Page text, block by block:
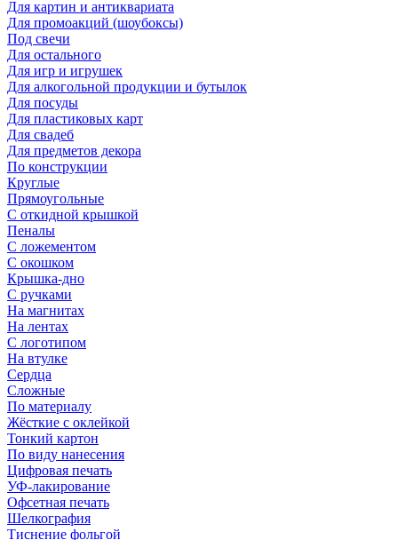
Для картин и антиквариата
Для промоакций (шоубоксы)
Под свечи
Для остального
Для игр и игрушек
Для алкогольной продукции и бутылок
Для посуды
Для пластиковых карт
Для свадеб
Для предметов декора
По конструкции
Круглые
Прямоугольные
С откидной крышкой
Пеналы
С ложементом
С окошком
Крышка-дно
С ручками
На магнитах
На лентах
С логотипом
На втулке
Сердца
Сложные
По материалу
Жёсткие с оклейкой
Тонкий картон
По виду нанесения
Цифровая печать
УФ-лакирование
Офсетная печать
Шелкография
Тиснение фольгой